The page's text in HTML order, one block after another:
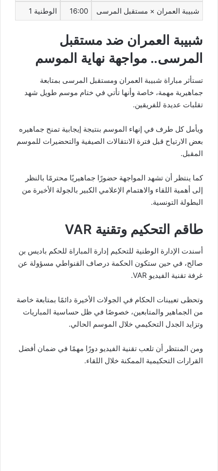
شبيبة العمران × مستقبل المرسى 16:00 الوطنية 1
شبيبة العمران ضد مستقبل
المرسى.. مواجهة نهاية الموسم
تستأثر مباراة شبيبة العمران ومستقبل المرسى بمتابعة
جماهيرية مهمة، خاصة وأنها تأتي في ختام موسم طويل شهد
تقلبات عديدة للفريقين.
ويأمل كل طرف في إنهاء الموسم بنتيجة إيجابية تمنح جماهيره
بعض الارتياح قبل فترة الانتقالات الصيفية والتحضيرات للموسم
المقبل.
كما ينتظر أن تشهد المواجهة حضورًا جماهيريًا محترمًا بالنظر
إلى أهمية اللقاء والاهتمام الإعلامي الكبير بالجولة الأخيرة من
البطولة التونسية.
طاقم التحكيم وتقنية VAR
أسندت الإدارة الوطنية للتحكيم إدارة المباراة للحكم باديس بن
صالح، في حين ستكون الحكمة درصاف القنواطي مسؤولة عن
غرفة تقنية الفيديو VAR.
وتحظى تعيينات الحكام في الجولات الأخيرة دائمًا بمتابعة خاصة
من الجماهير والمتابعين، خصوصًا في ظل حساسية المباريات
وتزايد الجدل التحكيمي خلال الموسم الحالي.
ومن المنتظر أن تلعب تقنية الفيديو دورًا مهمًا في ضمان أفضل
القرارات التحكيمية الممكنة خلال اللقاء.